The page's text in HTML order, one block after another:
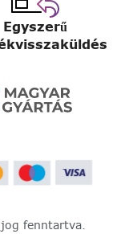
Egyszerű
fenntartva.